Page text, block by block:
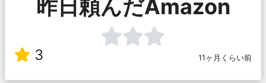
昨日頼んだAmazon
3 11ヶ月くらい前